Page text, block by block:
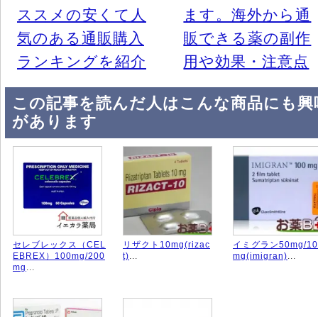
ススメの安くて人
気のある通販購入
ランキングを紹介
ます。海外から通
販できる薬の副作
用や効果・注意点
この記事を読んだ人はこんな商品にも興
があります
セレブレックス（CEL
EBREX）100mg/200
mg ...
リザクト10mg(rizac
t)...
イミグラン50mg/
mg(imigran)...